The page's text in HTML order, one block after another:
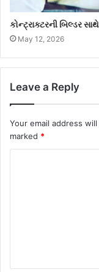
કોન્ટ્રાક્ટરની બિલ્ડર
May 12, 2026
Leave a Reply
Your email address
marked *